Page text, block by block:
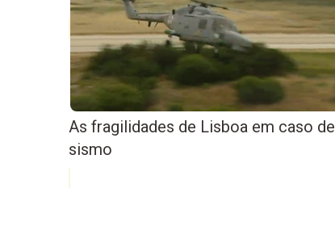
As fragilidades de Lisboa em caso de
sismo